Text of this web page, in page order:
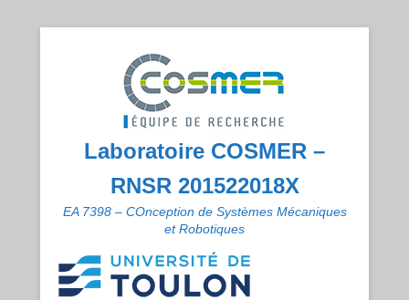
Laboratoire COSMER –
RNSR 201522018X
EA 7398 – COnception de Systèmes Mécaniques
et Robotiques